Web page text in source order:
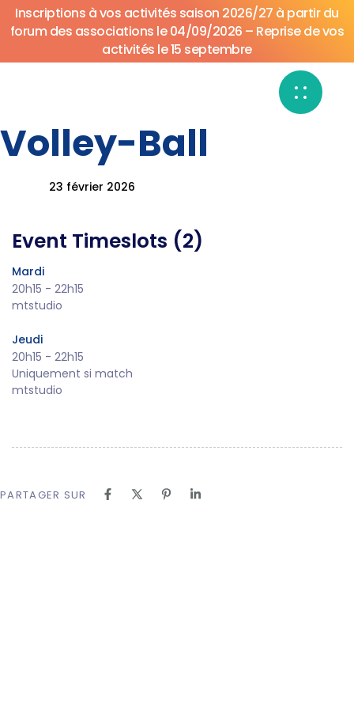
Inscriptions à vos activités saison 2026/27 à partir du
forum des associations le 04/09/2026 – Reprise de vos
activités le 15 septembre
Volley-Ball
Author
Published
on:
23 février 2026
Published
in:
Event Timeslots (2)
Mardi
20h15 - 22h15
mtstudio
Jeudi
20h15 - 22h15
Uniquement si match
mtstudio
PARTAGER SUR